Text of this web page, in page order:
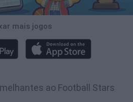
mais jogos
ao Football Stars